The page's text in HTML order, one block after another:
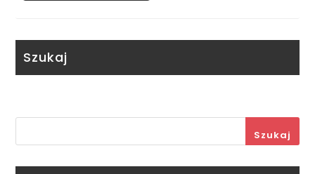
Szukaj
Szukaj